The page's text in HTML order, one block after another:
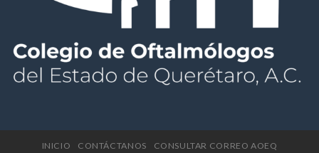
INICIO CONTÁCTANOS CONSULTAR CORREO AOEQ